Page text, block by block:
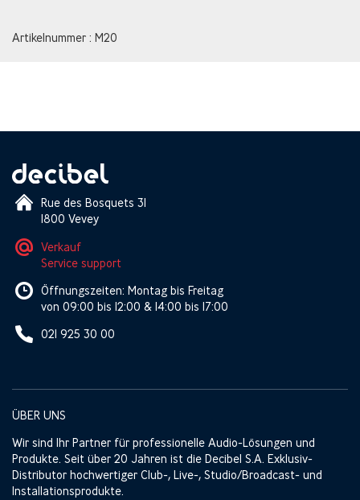
Artikelnummer : M20
Rue des Bosquets 31
1800 Vevey
Verkauf
Service support
Öffnungszeiten: Montag bis Freitag
von 09:00 bis 12:00 & 14:00 bis 17:00
021 925 30 00
ÜBER UNS
Wir sind Ihr Partner für professionelle Audio-Lösungen und
Produkte. Seit über 20 Jahren ist die Decibel S.A. Exklusiv-
Distributor hochwertiger Club-, Live-, Studio/Broadcast- und
Installationsprodukte.